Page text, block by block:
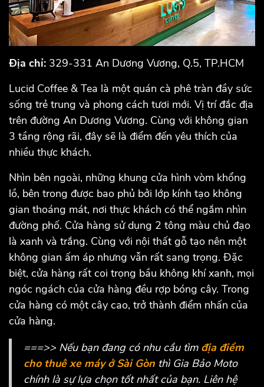
Địa chỉ: 329-331 An Dương Vương, Q.5, TP.HCM
Lucid Coffee & Tea là một quán cà phê tràn đầy sức
sống trẻ trung và phong cách tươi mới. Vị trí đắc địa
trên đường An Dương Vương. Cùng với không gian
3 tầng rộng rãi, đây sẽ là điểm đến yêu thích của
nhiều thực khách.
Nhìn bên ngoài, những khung cửa hình vòm khổng
lồ, bên trong được bao phủ bởi lớp kính tạo không
gian thoáng mát, nơi thực khách có thể ngắm nhìn
đường phố. Cửa hàng sử dụng 2 tông màu chủ đạo
là xanh và trắng. Cùng với nội thất gỗ tạo nên một
không gian ấm áp nhưng vẫn rất sang trọng. Đặc
biệt, cửa hàng rất coi trọng bầu không khí xanh, mọi
ngóc ngách của cửa hàng đều rợp bóng cây. Trong
cửa hàng có một cây cao, trở thành điểm nhấn của
cửa hàng.
===>> Nếu bạn đang có nhu cầu tìm địa điểm
cho thuê xe máy ở Sài Gòn thì Gia Bảo Moto
chính là sự lựa chọn tốt nhất của bạn. Liên hệ